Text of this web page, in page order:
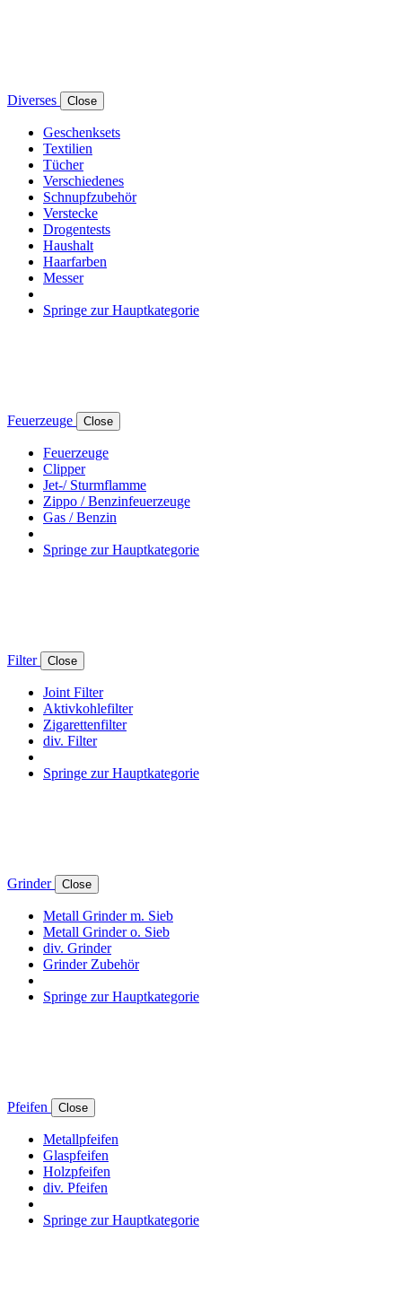
Diverses Close
Geschenksets
Textilien
Tücher
Verschiedenes
Schnupfzubehör
Verstecke
Drogentests
Haushalt
Haarfarben
Messer
Springe zur Hauptkategorie
Feuerzeuge Close
Feuerzeuge
Clipper
Jet-/ Sturmflamme
Zippo / Benzinfeuerzeuge
Gas / Benzin
Springe zur Hauptkategorie
Filter Close
Joint Filter
Aktivkohlefilter
Zigarettenfilter
div. Filter
Springe zur Hauptkategorie
Grinder Close
Metall Grinder m. Sieb
Metall Grinder o. Sieb
div. Grinder
Grinder Zubehör
Springe zur Hauptkategorie
Pfeifen Close
Metallpfeifen
Glaspfeifen
Holzpfeifen
div. Pfeifen
Springe zur Hauptkategorie